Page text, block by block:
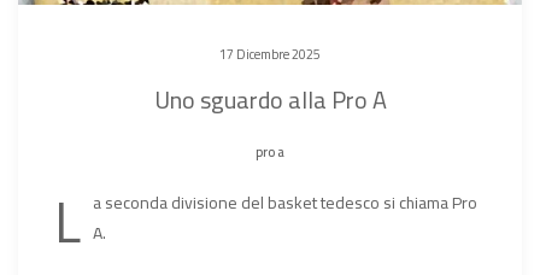
17 Dicembre 2025
Uno sguardo alla Pro A
pro a
L a seconda divisione del basket tedesco si chiama Pro
A.